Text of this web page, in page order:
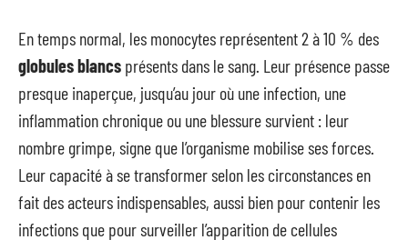
En temps normal, les monocytes représentent 2 à 10 % des
globules blancs présents dans le sang. Leur présence passe
presque inaperçue, jusqu’au jour où une infection, une
inflammation chronique ou une blessure survient : leur
nombre grimpe, signe que l’organisme mobilise ses forces.
Leur capacité à se transformer selon les circonstances en
fait des acteurs indispensables, aussi bien pour contenir les
infections que pour surveiller l’apparition de cellules